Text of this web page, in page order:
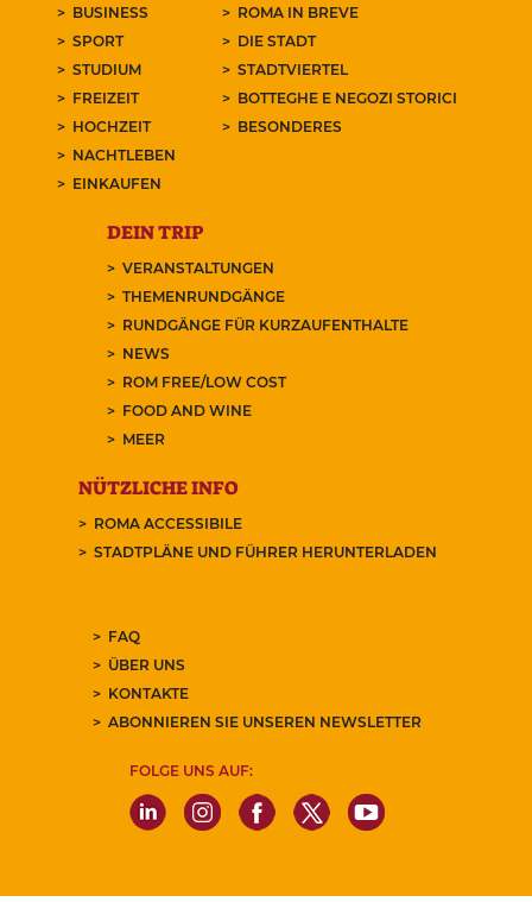
BUSINESS
SPORT
STUDIUM
FREIZEIT
HOCHZEIT
NACHTLEBEN
EINKAUFEN
ROMA IN BREVE
DIE STADT
STADTVIERTEL
BOTTEGHE E NEGOZI STORICI
BESONDERES
DEIN TRIP
VERANSTALTUNGEN
THEMENRUNDGÄNGE
RUNDGÄNGE FÜR KURZAUFENTHALTE
NEWS
ROM FREE/LOW COST
FOOD AND WINE
MEER
NÜTZLICHE INFO
ROMA ACCESSIBILE
STADTPLÄNE UND FÜHRER HERUNTERLADEN
FAQ
ÜBER UNS
KONTAKTE
ABONNIEREN SIE UNSEREN NEWSLETTER
FOLGE UNS AUF: